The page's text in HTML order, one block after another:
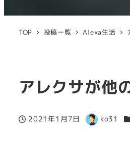
TOP 投稿一覧 Alexa生活
アレクサが他
投稿日
2021年1月7日
著
ko31